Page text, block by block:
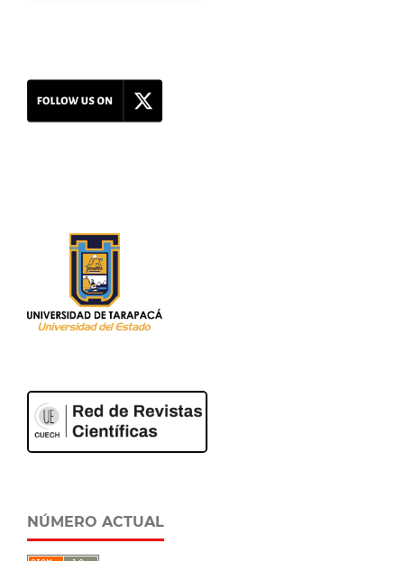
NÚMERO ACTUAL